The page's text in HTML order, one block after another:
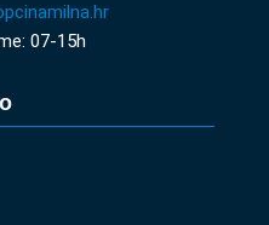
07-15h